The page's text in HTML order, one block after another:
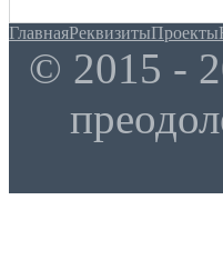
ГлавнаяРеквизитыПроекты
© 2015 -